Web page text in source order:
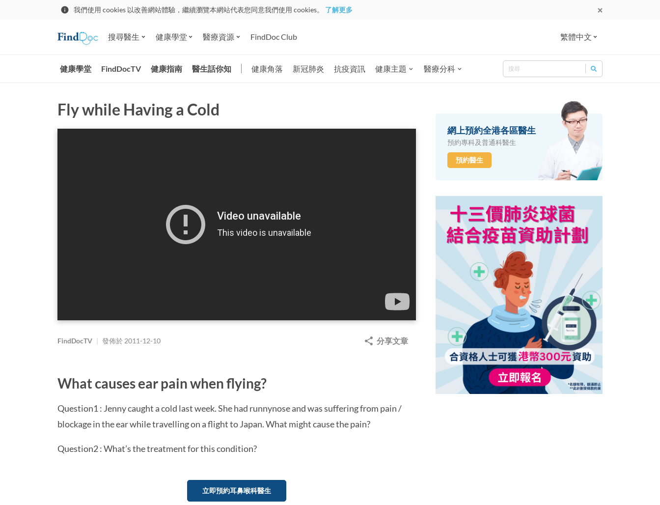
我們使用 cookies 以改善網站體驗，繼續瀏覽本網站代表您同意我們使用 cookies。 了解更多
搜尋醫生 健康學堂 醫療資源 FindDoc Club 繁體中文
健康學堂 FindDocTV 健康指南 醫生話你知 健康角落 新冠肺炎 抗疫資訊 健康主題 醫療分科
Search for:
Search
Fly while Having a Cold
FindDocTV | 發佈於 2011-12-10 分享文章
What causes ear pain when flying?
Question1 : Jenny caught a cold last week. She had runnynose and was suffering from pain /
blockage in the ear while travelling on a flight to Japan. What might cause the pain?
Question2 : What’s the treatment for this condition?
立即預約耳鼻喉科醫生
網上預約全港各區醫生
預約專科及普通科醫生
預約醫生